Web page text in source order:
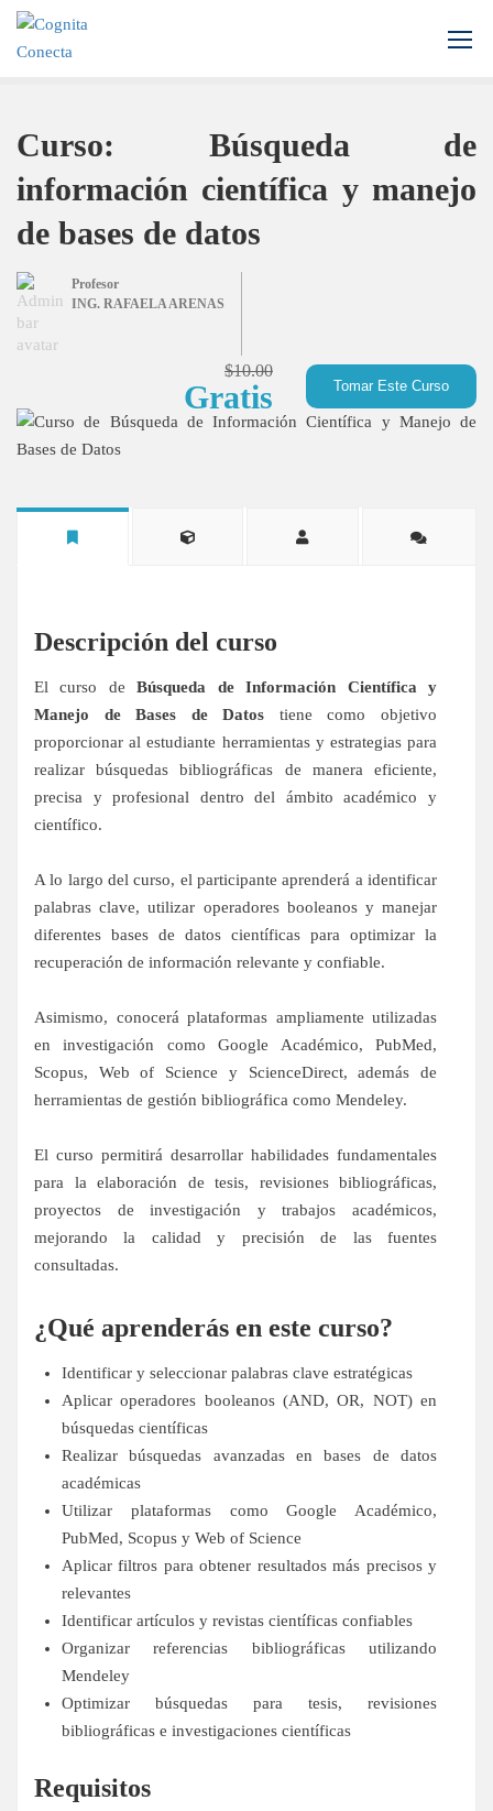
Inicio
Curso: Búsqueda de información científica y manejo de bases de datos
Curso: Búsqueda de
información científica y manejo
de bases de datos
Profesor
ING. RAFAELA ARENAS
$10.00
Gratis Tomar Este Curso
Descripción del curso
El curso deBúsqueda de Información Científica y
Manejo de Bases de Datos tiene como objetivo
proporcionar al estudiante herramientas y estrategias para
realizar búsquedas bibliográficas de manera eficiente,
precisa y profesional dentro del ámbito académico y
científico.
A lo largo del curso, el participante aprenderá a identificar
palabras clave, utilizar operadores booleanos y manejar
diferentes bases de datos científicas para optimizar la
recuperación de información relevante y confiable.
Asimismo, conocerá plataformas ampliamente utilizadas
en investigación como Google Académico, PubMed,
Scopus, Web of Science y ScienceDirect, además de
herramientas de gestión bibliográfica como Mendeley.
El curso permitirá desarrollar habilidades fundamentales
para la elaboración de tesis, revisiones bibliográficas,
proyectos de investigación y trabajos académicos,
mejorando la calidad y precisión de las fuentes
consultadas.
¿Qué aprenderás en este curso?
Identificar y seleccionar palabras clave estratégicas
Aplicar operadores booleanos (AND, OR, NOT) en
búsquedas científicas
Realizar búsquedas avanzadas en bases de datos
académicas
Utilizar plataformas como Google Académico,
PubMed, Scopus y Web of Science
Aplicar filtros para obtener resultados más precisos y
relevantes
Identificar artículos y revistas científicas confiables
Organizar referencias bibliográficas utilizando
Mendeley
Optimizar búsquedas para tesis, revisiones
bibliográficas e investigaciones científicas
Requisitos